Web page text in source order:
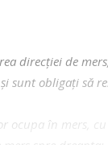
direcției de
sunt obligați să
în mers,